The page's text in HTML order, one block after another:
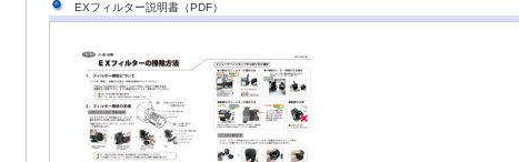
EXフィルター説明書（PDF）